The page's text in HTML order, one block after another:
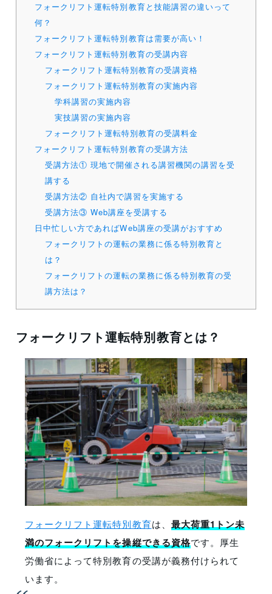
フォークリフト運転特別教育と技能講習の違いって
何？
フォークリフト運転特別教育は需要が高い！
フォークリフト運転特別教育の受講内容
フォークリフト運転特別教育の受講資格
フォークリフト運転特別教育の実施内容
学科講習の実施内容
実技講習の実施内容
フォークリフト運転特別教育の受講料金
フォークリフト運転特別教育の受講方法
受講方法① 現地で開催される講習機関の講習を受
講する
受講方法② 自社内で講習を実施する
受講方法③ Web講座を受講する
日中忙しい方であればWeb講座の受講がおすすめ
フォークリフトの運転の業務に係る特別教育と
は？
フォークリフトの運転の業務に係る特別教育の受
講方法は？
フォークリフト運転特別教育とは？
フォークリフト運転特別教育は、 最大荷重1トン未
満のフォークリフトを操縦できる資格です。厚生
労働省によって特別教育の受講が義務付けられて
います。